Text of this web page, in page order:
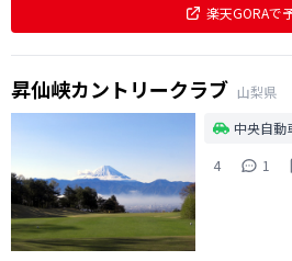
楽天GORAで
昇仙峡カントリークラブ 山梨県
中央自動
4
1